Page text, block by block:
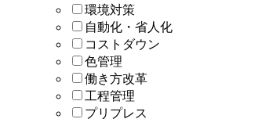
環境対策
自動化・省人化
コストダウン
色管理
働き方改革
工程管理
プリプレス